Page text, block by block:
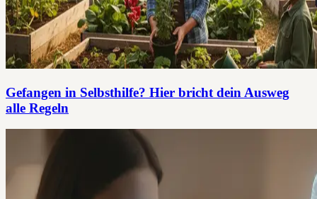
Gefangen in Selbsthilfe? Hier bricht dein Ausweg
alle Regeln